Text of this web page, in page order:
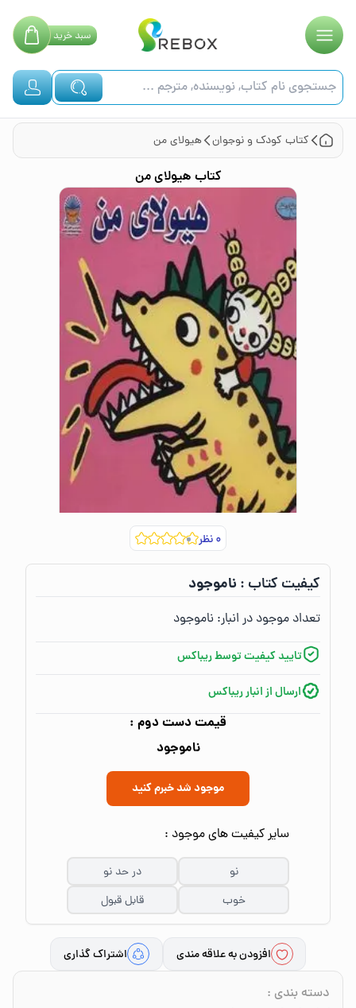
سبدخرید
کتاب کودک و نوجوان هیولای من
کتاب هیولای من
۰نظر
کیفیت کتاب :‌ ناموجود
تعداد موجود در انبار:‌ ناموجود
تایید کیفیت توسط ریباکس
ارسال از انبار ریباکس
قیمت دست دوم :
ناموجود
موجود شد خبرم کنید
سایر کیفیت های موجود :
نو
در حد نو
خوب
قابل قبول
افزودن به علاقه مندی اشتراک گذاری
دسته بندی :